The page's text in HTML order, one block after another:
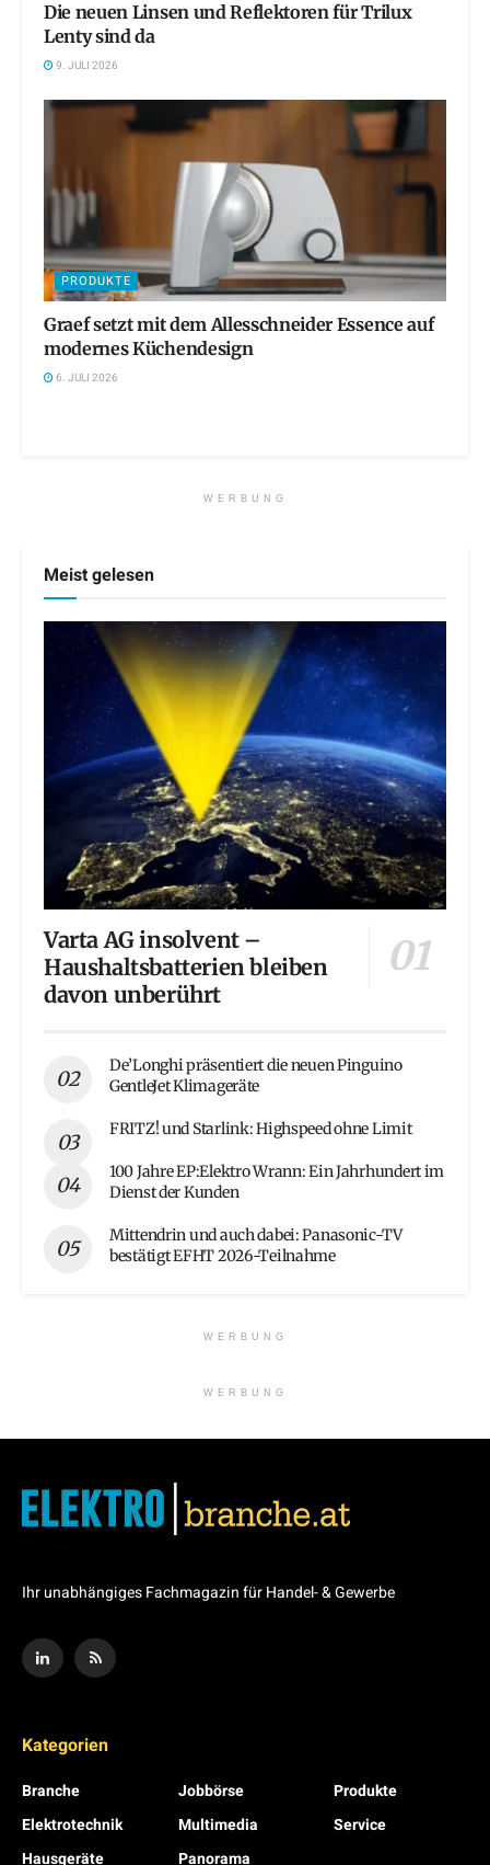
Die neuen Linsen und Reflektoren für Trilux
Lenty sind da
9. JULI 2026
PRODUKTE
Graef setzt mit dem Allesschneider Essence auf
modernes Küchendesign
6. JULI 2026
WERBUNG
Meist gelesen
Varta AG insolvent –
Haushaltsbatterien bleiben
davon unberührt
De’Longhi präsentiert die neuen Pinguino
GentleJet Klimageräte
FRITZ! und Starlink: Highspeed ohne Limit
100 Jahre EP:Elektro Wrann: Ein Jahrhundert im
Dienst der Kunden
Mittendrin und auch dabei: Panasonic-TV
bestätigt EFHT 2026-Teilnahme
WERBUNG
WERBUNG
Ihr unabhängiges Fachmagazin für Handel- & Gewerbe
Kategorien
Branche
Elektrotechnik
Hausgeräte
Jobbörse
Multimedia
Panorama
Produkte
Service